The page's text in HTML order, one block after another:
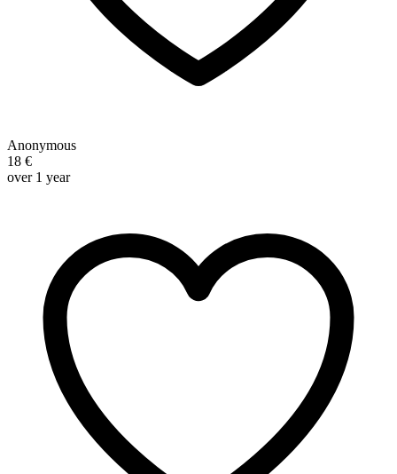
Anonymous
18 €
over 1 year